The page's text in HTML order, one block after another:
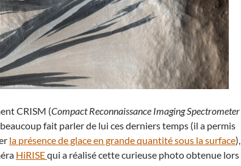
CRISM (Compact Reconnaissance Imaging Spectrometer
fait parler de lui ces derniers temps (il a permis
la présence de glace en grande quantité sous la surface),
HiRISEqui a réalisé cette curieuse photo obtenue lors